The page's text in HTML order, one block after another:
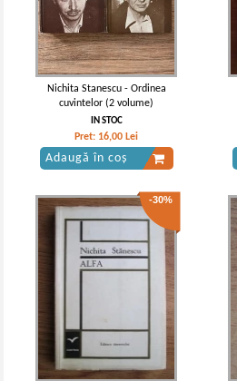
Nichita Stanescu - Ordinea
cuvintelor (2 volume)
IN STOC
Pret: 16,00 Lei
Adaugă în coș
-30%